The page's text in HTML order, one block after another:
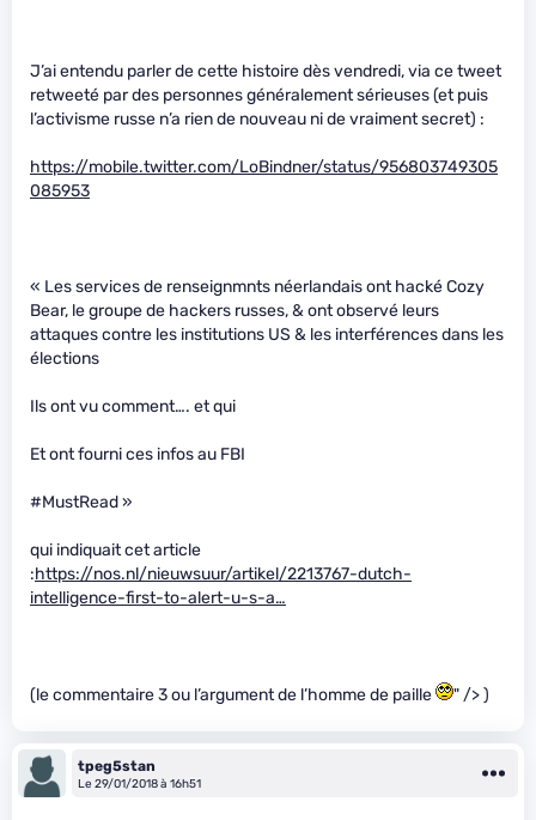
J’ai entendu parler de cette histoire dès vendredi, via ce tweet
retweeté par des personnes généralement sérieuses (et puis
l’activisme russe n’a rien de nouveau ni de vraiment secret) :
https://mobile.twitter.com/LoBindner/status/956803749305
085953
« Les services de renseignmnts néerlandais ont hacké Cozy
Bear, le groupe de hackers russes, & ont observé leurs
attaques contre les institutions US & les interférences dans les
élections
Ils ont vu comment…. et qui
Et ont fourni ces infos au FBI
#MustRead »
qui indiquait cet article
:https://nos.nl/nieuwsuur/artikel/2213767-dutch-
intelligence-first-to-alert-u-s-a…
(le commentaire 3 ou l’argument de l’homme de paille " /> )
tpeg5stan
Le 29/01/2018 à 16h51